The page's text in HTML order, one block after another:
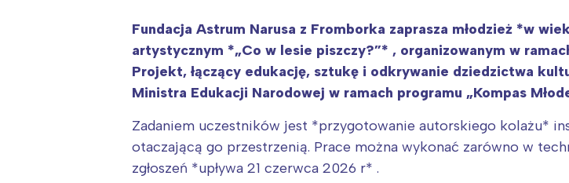
Fundacja Astrum Narusa z Fromborka zaprasza młodzież *w
artystycznym *„Co w lesie piszczy?”* , organizowanym w
Projekt, łączący edukację, sztukę i odkrywanie dziedzictwa
Ministra Edukacji Narodowej w ramach programu „Kompas
Zadaniem uczestników jest *przygotowanie autorskiego kolażu*
otaczającą go przestrzenią. Prace można wykonać zarówno w
zgłoszeń *upływa 21 czerwca 2026 r* .